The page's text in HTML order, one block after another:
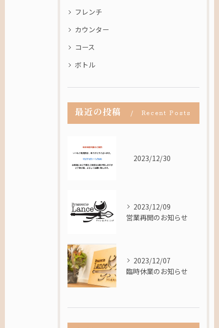
フレンチ
カウンター
コース
ボトル
最近の投稿 Recent Posts
2023/12/30
2023/12/09
営業再開のお知らせ
2023/12/07
臨時休業のお知らせ